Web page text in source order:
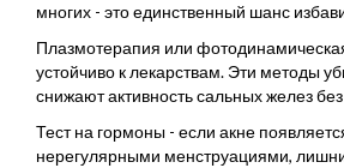
многих - это единственный шанс
Плазмотерапия или
устойчиво к лекарствам. Эти методы
снижают активность сальных желез
Тест на гормоны - если акне
нерегулярными менструациями,